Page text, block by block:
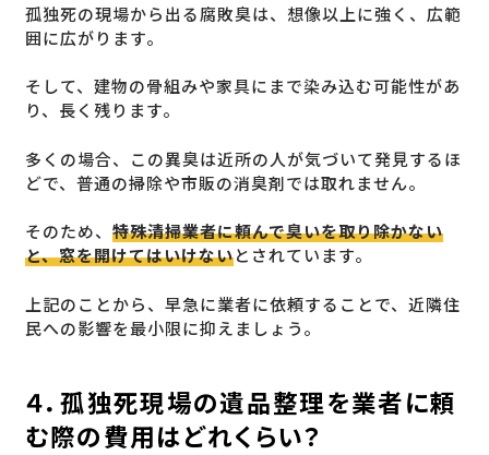
孤独死の現場から出る腐敗臭は、想像以上に強く、広範
囲に広がります。
そして、建物の骨組みや家具にまで染み込む可能性があ
り、長く残ります。
多くの場合、この異臭は近所の人が気づいて発見するほ
どで、普通の掃除や市販の消臭剤では取れません。
そのため、 特殊清掃業者に頼んで臭いを取り除かない
と、窓を開けてはいけないとされています。
上記のことから、早急に業者に依頼することで、近隣住
民への影響を最小限に抑えましょう。
４．孤独死現場の遺品整理を業者に頼
む際の費用はどれくらい？